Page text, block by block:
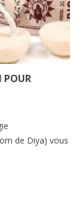
POUR
de Diya) vous